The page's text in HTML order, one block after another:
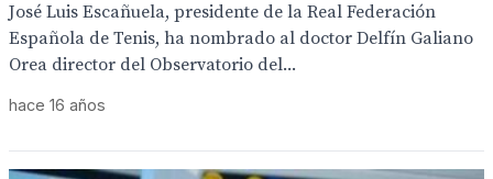
José Luis Escañuela, presidente de la Real Federación
Española de Tenis, ha nombrado al doctor Delfín Galiano
Orea director del Observatorio del...
hace 16 años